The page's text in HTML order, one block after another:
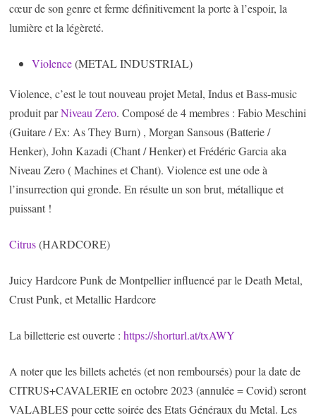
cœur de son genre et ferme définitivement la porte à l’espoir, la
lumière et la légèreté.
Violence(METAL INDUSTRIAL)
Violence, c’est le tout nouveau projet Metal, Indus et Bass-music
produit parNiveau Zero. Composé de 4 membres : Fabio Meschini
(Guitare / Ex: As They Burn) , Morgan Sansous (Batterie /
Henker), John Kazadi (Chant / Henker) et Frédéric Garcia aka
Niveau Zero ( Machines et Chant). Violence est une ode à
l’insurrection qui gronde. En résulte un son brut, métallique et
puissant !
Citrus(HARDCORE)
Juicy Hardcore Punk de Montpellier influencé par le Death Metal,
Crust Punk, et Metallic Hardcore
La billetterie est ouverte :https://shorturl.at/txAWY
A noter que les billets achetés (et non remboursés) pour la date de
CITRUS+CAVALERIE en octobre 2023 (annulée = Covid) seront
VALABLES pour cette soirée des Etats Généraux du Metal. Les